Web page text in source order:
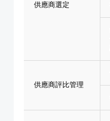
供應商選定
供應商評比管理